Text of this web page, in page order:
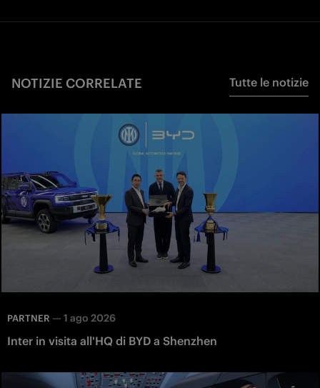
NOTIZIE CORRELATE Tutte le notizie
PARTNER — 1 ago 2026
Inter in visita all'HQ di BYD a Shenzhen